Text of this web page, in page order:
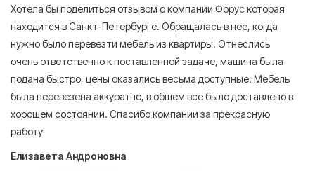
Хотела бы поделиться отзывом о компании Форус которая
находится в Санкт-Петербурге. Обращалась в нее, когда
нужно было перевезти мебель из квартиры. Отнеслись
очень ответственно к поставленной задаче, машина была
подана быстро, цены оказались весьма доступные. Мебель
была перевезена аккуратно, в общем все было доставлено в
хорошем состоянии. Спасибо компании за прекрасную
работу!
Елизавета Андроновна